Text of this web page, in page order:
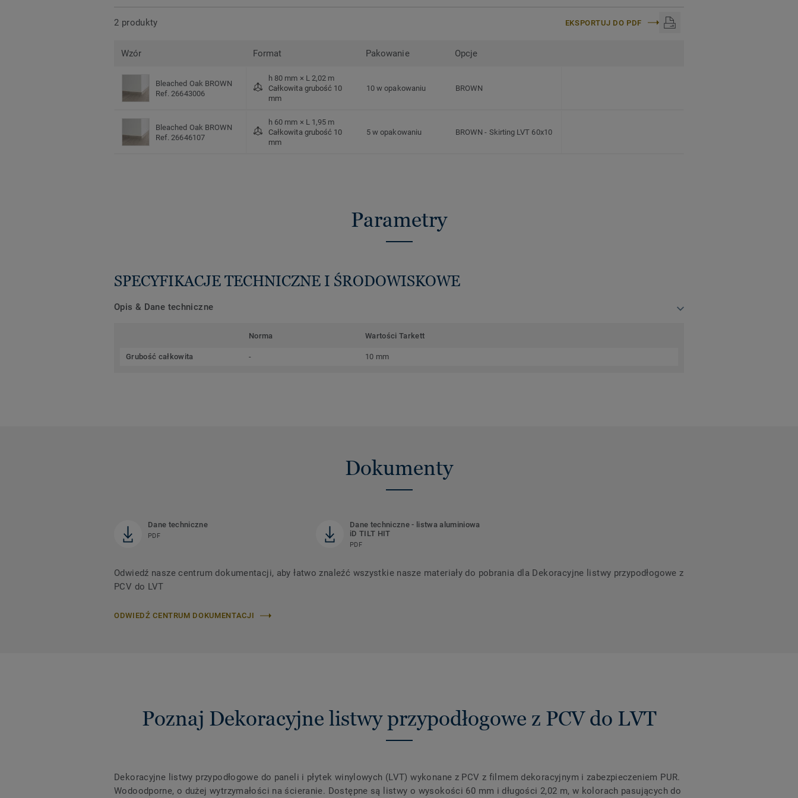
2 produkty EKSPORTUJ DO PDF
Wzór Format Pakowanie Opcje
Bleached Oak BROWN
Ref. 26643006
h 80 mm × L 2,02 m
Całkowita grubość 10
mm
10 w opakowaniu BROWN
Bleached Oak BROWN
Ref. 26646107
h 60 mm × L 1,95 m
Całkowita grubość 10
mm
5 w opakowaniu BROWN- Skirting LVT 60x10
Parametry
SPECYFIKACJE TECHNICZNE I ŚRODOWISKOWE
Opis & Dane techniczne
Norma Wartości Tarkett
Grubość całkowita - 10 mm
Dokumenty
Dane techniczne
PDF
Dane techniczne - listwa aluminiowa
iD TILT HIT
PDF
Odwiedź nasze centrum dokumentacji, aby łatwo znaleźć wszystkie nasze materiały do ​​pobrania dla Dekoracyjne listwy przypodłogowe z
PCV do LVT
ODWIEDŹ CENTRUM DOKUMENTACJI
Poznaj Dekoracyjne listwy przypodłogowe z PCV do LVT
Dekoracyjne listwy przypodłogowe do paneli i płytek winylowych (LVT) wykonane z PCV z filmem dekoracyjnym i zabezpieczeniem PUR.
Wodoodporne, o dużej wytrzymałości na ścieranie. Dostępne są listwy o wysokości 60 mm i długości 2,02 m, w kolorach pasujących do